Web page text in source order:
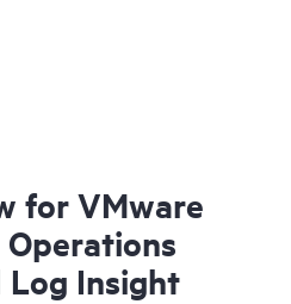
for VMware
Log Insight